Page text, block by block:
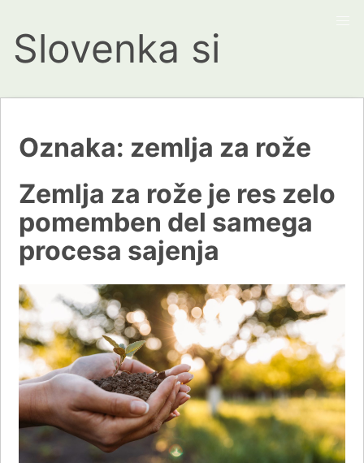
Slovenka si
Oznaka: zemlja za rože
Zemlja za rože je res zelo
pomemben del samega
procesa sajenja